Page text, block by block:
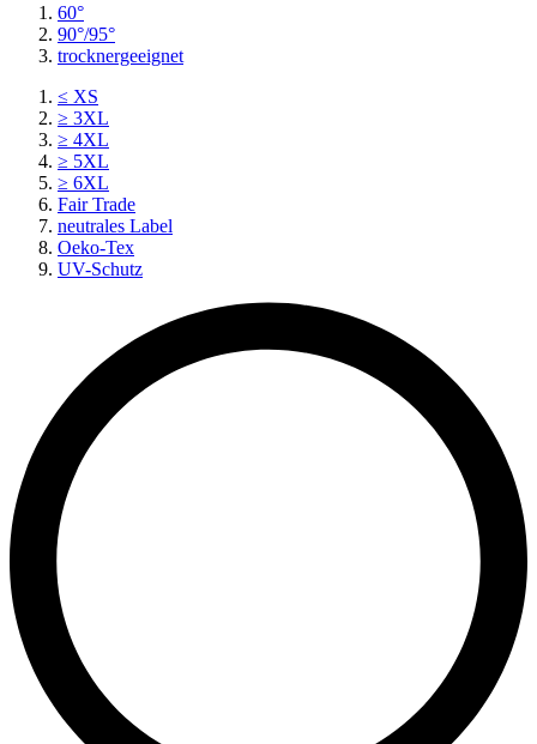
60°
90°/95°
trocknergeeignet
≤ XS
≥ 3XL
≥ 4XL
≥ 5XL
≥ 6XL
Fair Trade
neutrales Label
Oeko-Tex
UV-Schutz